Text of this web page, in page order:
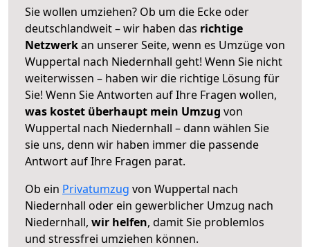
Sie wollen umziehen? Ob um die Ecke oder
deutschlandweit – wir haben das richtige
Netzwerkan unserer Seite, wenn es Umzüge von
Wuppertal nach Niedernhall geht! Wenn Sie nicht
weiterwissen – haben wir die richtige Lösung für
Sie! Wenn Sie Antworten auf Ihre Fragen wollen,
was kostet überhaupt mein Umzug von
Wuppertal nach Niedernhall – dann wählen Sie
sie uns, denn wir haben immer die passende
Antwort auf Ihre Fragen parat.
Ob ein Privatumzug von Wuppertal nach
Niedernhall oder ein gewerblicher Umzug nach
Niedernhall, wir helfen, damit Sie problemlos
und stressfrei umziehen können.